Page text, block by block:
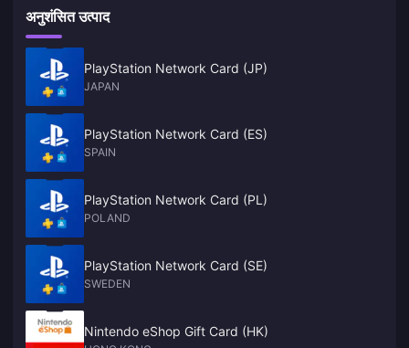
अनुशंसित उत्पाद
PlayStation Network Card (JP)
JAPAN
PlayStation Network Card (ES)
SPAIN
PlayStation Network Card (PL)
POLAND
PlayStation Network Card (SE)
SWEDEN
Nintendo eShop Gift Card (HK)